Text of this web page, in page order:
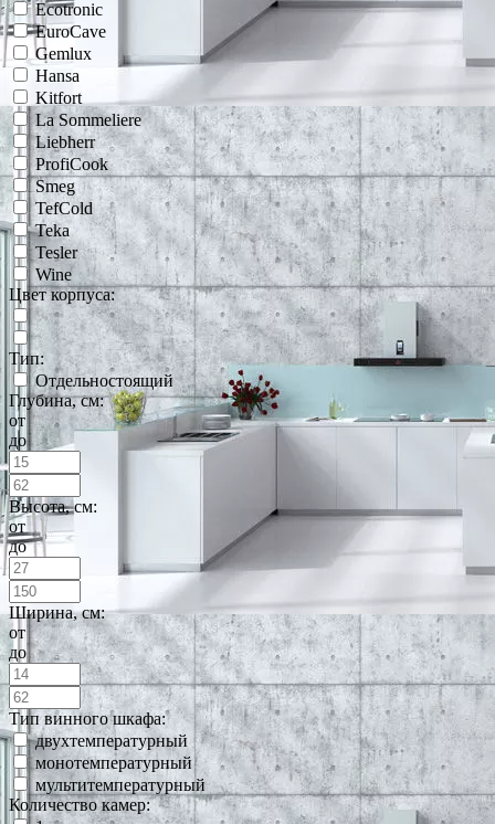
Ecotronic
EuroCave
Gemlux
Hansa
Kitfort
La Sommeliere
Liebherr
ProfiCook
Smeg
TefCold
Teka
Tesler
Wine
Цвет корпуса:
Тип:
Отдельностоящий
Глубина, см:
от
до
Высота, см:
от
до
Ширина, см:
от
до
Тип винного шкафа:
двухтемпературный
монотемпературный
мультитемпературный
Количество камер: